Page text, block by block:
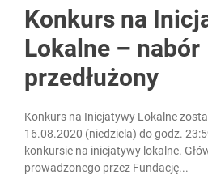
Konkurs na
Lokalne – nabór
przedłużony
Konkurs na Inicjatywy Lokalne
16.08.2020 (niedziela) do godz.
konkursie na inicjatywy lokalne.
prowadzonego przez Fundację...